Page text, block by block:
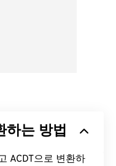
하는 방법
ACDT으로 변환하